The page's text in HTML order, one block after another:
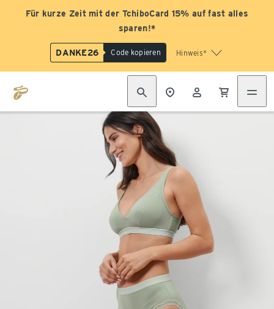
Für kurze Zeit mit der TchiboCard 15% auf fast alles
sparen!*
DANKE26 Code kopieren Hinweis*